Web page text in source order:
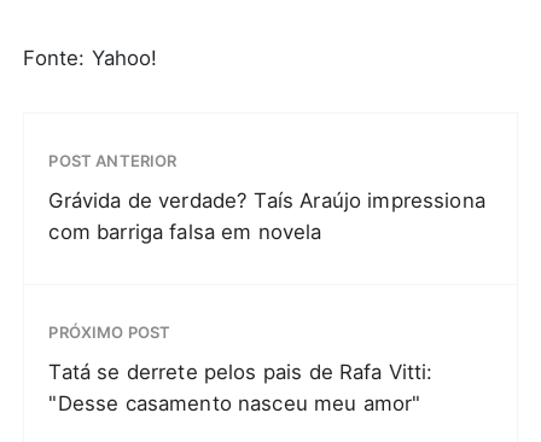
Fonte: Yahoo!
POST ANTERIOR
Grávida de verdade? Taís Araújo impressiona
com barriga falsa em novela
PRÓXIMO POST
Tatá se derrete pelos pais de Rafa Vitti:
"Desse casamento nasceu meu amor"